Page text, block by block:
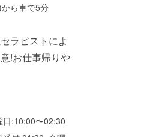
ら車で5分
ラピストによ
!お仕事帰りや
:10:00〜02:30